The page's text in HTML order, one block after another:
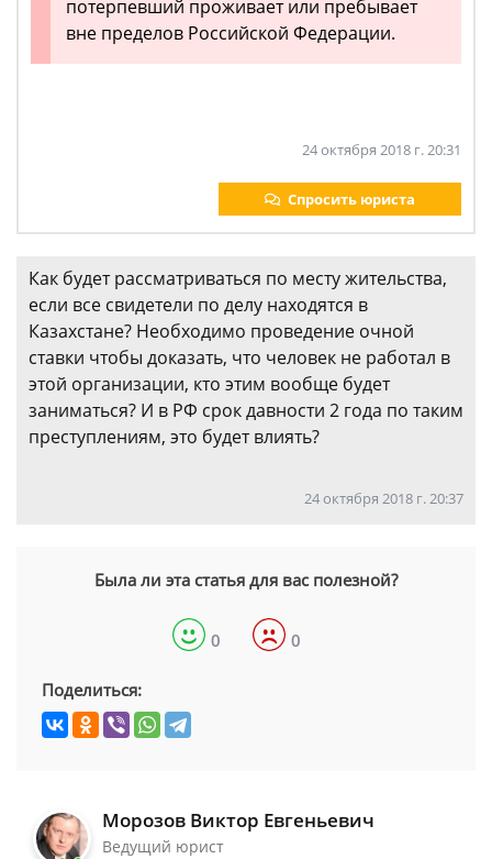
потерпевший проживает или пребывает
вне пределов Российской Федерации.
24 октября 2018 г. 20:31
Спросить юриста
Как будет рассматриваться по месту жительства,
если все свидетели по делу находятся в
Казахстане? Необходимо проведение очной
ставки чтобы доказать, что человек не работал в
этой организации, кто этим вообще будет
заниматься? И в РФ срок давности 2 года по таким
преступлениям, это будет влиять?
24 октября 2018 г. 20:37
Была ли эта статья для вас полезной?
0 0
Поделиться:
Морозов Виктор Евгеньевич
Ведущий юрист